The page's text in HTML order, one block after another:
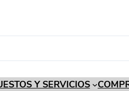
Y SERVICIOS